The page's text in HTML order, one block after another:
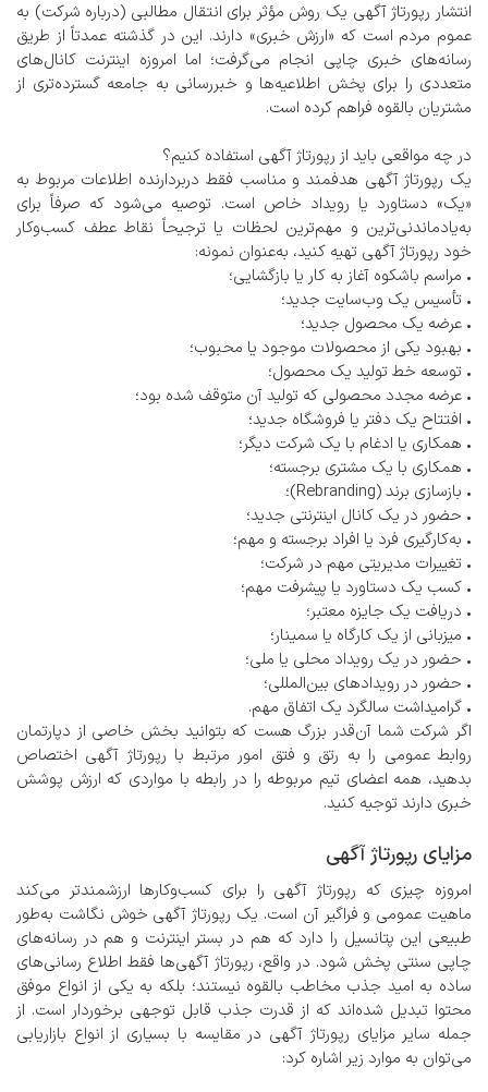
انتشار رپورتاژ آگهی یک روش مؤثر برای انتقال مطالبی (درباره شرکت) به
عموم مردم است که «ارزش خبری» دارند. این در گذشته عمدتاً از طریق
رسانه‌های خبری چاپی انجام می‌گرفت؛ اما امروزه اینترنت کانال‌های
متعددی را برای پخش اطلاعیه‌ها و خبررسانی به جامعه گسترده‌تری از
مشتریان بالقوه فراهم کرده است.
در چه مواقعی باید از رپورتاژ آگهی استفاده کنیم؟
یک رپورتاژ آگهی هدفمند و مناسب فقط دربردارنده اطلاعات مربوط به
«یک» دستاورد یا رویداد خاص است. توصیه می‌شود که صرفاً برای
به‌یادماندنی‌ترین و مهم‌ترین لحظات یا ترجیحاً نقاط عطف کسب‌وکار
خود رپورتاژ آگهی تهیه کنید، به‌عنوان نمونه:
• مراسم باشکوه آغاز به کار یا بازگشایی؛
• تأسیس یک وب‌سایت جدید؛
• عرضه یک محصول جدید؛
• بهبود یکی از محصولات موجود یا محبوب؛
• توسعه خط تولید یک محصول؛
• عرضه مجدد محصولی که تولید آن متوقف شده بود؛
• افتتاح یک دفتر یا فروشگاه جدید؛
• همکاری یا ادغام با یک شرکت دیگر؛
• همکاری با یک مشتری برجسته؛
• بازسازی برند (Rebranding)؛
• حضور در یک کانال اینترنتی جدید؛
• به‌کارگیری فرد یا افراد برجسته و مهم؛
• تغییرات مدیریتی مهم در شرکت؛
• کسب یک دستاورد یا پیشرفت مهم؛
• دریافت یک جایزه معتبر؛
• میزبانی از یک کارگاه یا سمینار؛
• حضور در یک رویداد محلی یا ملی؛
• حضور در رویدادهای بین‌المللی؛
• گرامیداشت سالگرد یک اتفاق مهم.
اگر شرکت شما آن‌قدر بزرگ هست که بتوانید بخش خاصی از دپارتمان
روابط عمومی را به رتق و فتق امور مرتبط با رپورتاژ آگهی اختصاص
بدهید، همه اعضای تیم مربوطه را در رابطه با مواردی که ارزش پوشش
خبری دارند توجیه کنید.
مزایای رپورتاژ آگهی
امروزه چیزی که رپورتاژ آگهی را برای کسب‌وکارها ارزشمندتر می‌کند
ماهیت عمومی و فراگیر آن است. یک رپورتاژ آگهی خوش نگاشت به‌طور
طبیعی این پتانسیل را دارد که هم در بستر اینترنت و هم در رسانه‌های
چاپی سنتی پخش شود. در واقع، رپورتاژ آگهی‌ها فقط اطلاع رسانی‌های
ساده به امید جذب مخاطب بالقوه نیستند؛ بلکه به یکی از انواع موفق
محتوا تبدیل شده‌اند که از قدرت جذب قابل توجهی برخوردار است. از
جمله سایر مزایای رپورتاژ آگهی در مقایسه با بسیاری از انواع بازاریابی
می‌توان به موارد زیر اشاره کرد: